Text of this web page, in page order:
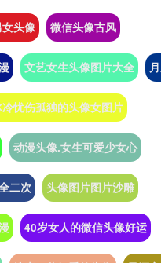
女头像 微信头像古风
文艺女生头像图片大全
忧伤孤独的头像女图片
动漫头像.女生可爱少女心
二次 头像图片图片沙雕
40岁女人的微信头像好运